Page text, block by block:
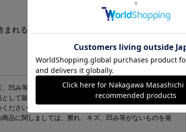
れる水分を蒸発させて葉を萎れさせる工程。
凹み等が生じている場合がございます。環境への配慮
として販売しております。商品本体には問題がないことを
ださい。
品に関しましては、擦れ、キズ、凹み等がないものを発